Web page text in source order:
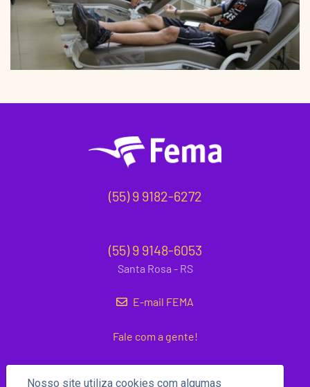
Nosso site utiliza cookies com algumas
(55) 9 9182-6272
(55) 9 9148-6053
Santa Rosa - RS
E-mail FEMA
Fale com a gente!